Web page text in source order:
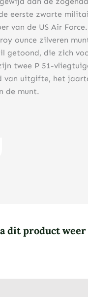
eerste zwarte
van de US Air
ounce zilveren
getoond, die zich
twee P 51-
van uitgifte, het
de munt.
dit product weer